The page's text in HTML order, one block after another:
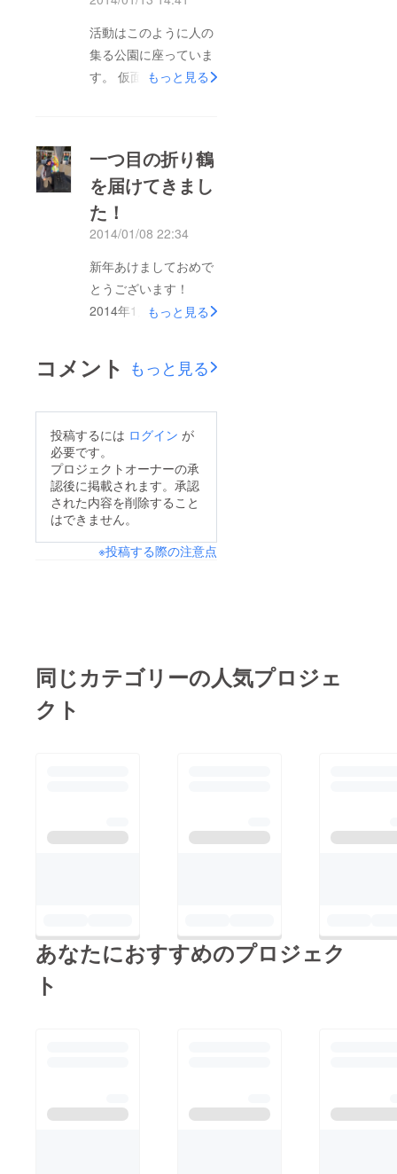
動されています。 彼
女たちにもこの活動を
通しつながりました。
活動はこのように人の
集る公園に座っていま
す。 仮面で座り、海
活動を伝え、写真を撮
らせていただいていま
す。
もっと見る
一つ目の折り鶴
を届けてきまし
た！
2014/01/08 22:34
新年あけましておめで
とうございます！
2014年1月5日に広島
の子の像に千羽鶴を届
けてきました！ これ
に届けることができま
した。 これからもつ
づけていきたいので今
後ともよろしくお願い
和記念資料館にいきま
じました。 僕たち日
本人よりも時間をか
アで国が隠していると
このおじさんは、当時
の戦争をされた方の子
漏れの事故でたくさん
もっと見る
コメント もっと見る
投稿するには ログイン が
必要です。
プロジェクトオーナーの承
認後に掲載されます。承認
された内容を削除すること
はできません。
※投稿する際の注意点
同じカテゴリーの人気プロジェ
クト
あなたにおすすめのプロジェク
ト